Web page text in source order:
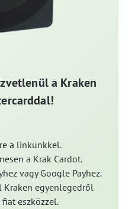
a Kraken
a linkünkkel.
a Krak Cardot.
vagy Google Payhez.
Kraken egyenlegedről
eszközzel.